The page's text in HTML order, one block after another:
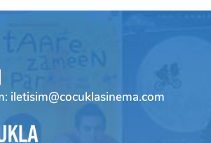
iletisim@cocuklasinema.com